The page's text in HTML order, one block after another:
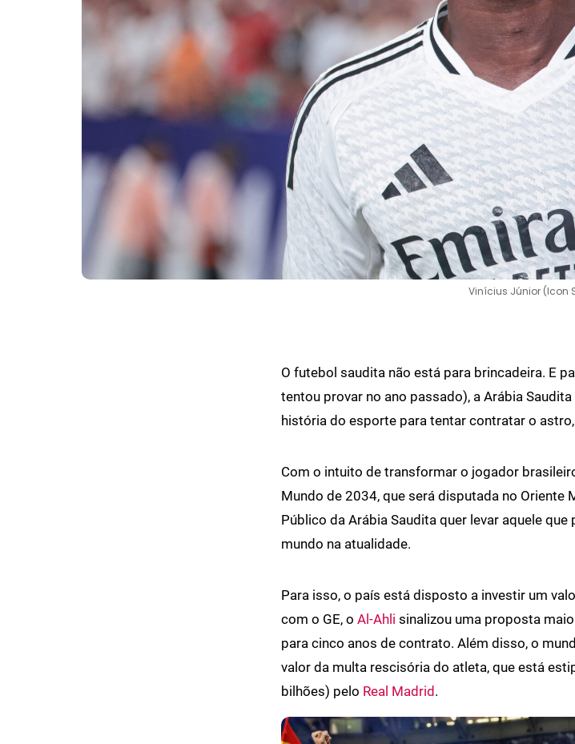
Vinícius Júnior (Icon
O futebol saudita não está para brincadeira. E
tentou provar no ano passado), a Arábia
história do esporte para tentar contratar o astro,
Com o intuito de transformar o jogador
Mundo de 2034, que será disputada no Oriente
Público da Arábia Saudita quer levar aquele
mundo na atualidade.
Para isso, o país está disposto a investir um
com o GE, o Al-Ahli sinalizou uma proposta
para cinco anos de contrato. Além disso, o
valor da multa rescisória do atleta, que está
bilhões) pelo Real Madrid .